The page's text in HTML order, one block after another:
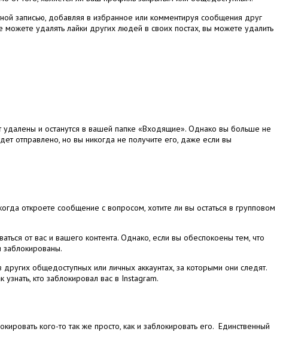
записью, добавляя в избранное или комментируя сообщения друг
можете удалять лайки других людей в своих постах, вы можете удалить
и останутся в вашей папке «Входящие». Однако вы больше не
отправлено, но вы никогда не получите его, даже если вы
откроете сообщение с вопросом, хотите ли вы остаться в групповом
от вас и вашего контента. Однако, если вы обеспокоены тем, что
заблокированы.
общедоступных или личных аккаунтах, за которыми они следят.
узнать, кто заблокировал вас в Instagram.
кого-то так же просто, как и заблокировать его. Единственный